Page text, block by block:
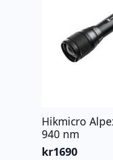
Hikmicro
940 nm
kr1690